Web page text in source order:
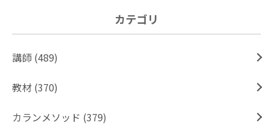
カテゴリ
講師 (489)
教材 (370)
カランメソッド (379)